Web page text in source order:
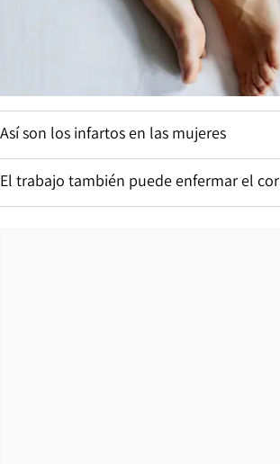
Así son los infartos en las mujeres
El trabajo también puede enfermar el